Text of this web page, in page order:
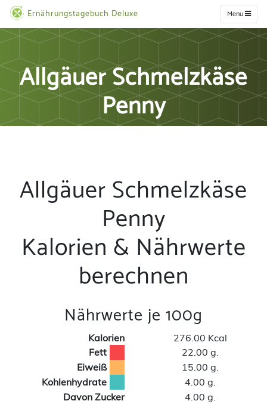
Ernährungstagebuch Deluxe Menu
Allgäuer Schmelzkäse
Penny
Allgäuer Schmelzkäse
Penny
Kalorien & Nährwerte
berechnen
Nährwerte je 100g
Kalorien
276.00 Kcal
Fett
22.00 g.
Eiweiß
15.00 g.
Kohlenhydrate
4.00 g.
Davon Zucker
4.00 g.